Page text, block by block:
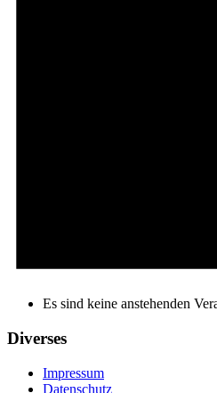
Es sind keine anstehenden
Diverses
Impressum
Datenschutz